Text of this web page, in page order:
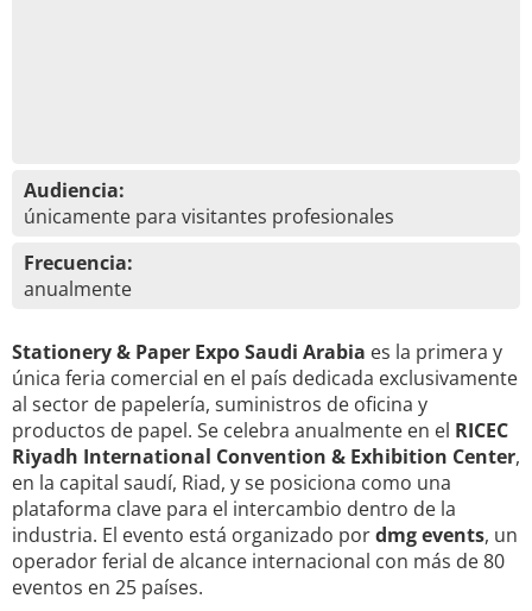
Audiencia:
únicamente para visitantes profesionales
Frecuencia:
anualmente
Stationery & Paper Expo Saudi Arabia es la primera y
única feria comercial en el país dedicada exclusivamente
al sector de papelería, suministros de oficina y
productos de papel. Se celebra anualmente en el RICEC
Riyadh International Convention & Exhibition Center,
en la capital saudí, Riad, y se posiciona como una
plataforma clave para el intercambio dentro de la
industria. El evento está organizado pordmg events, un
operador ferial de alcance internacional con más de 80
eventos en 25 países.